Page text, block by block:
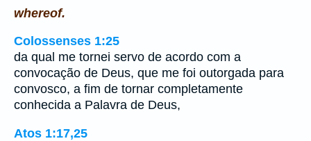
whereof.
Colossenses 1:25
da qual me tornei servo de acordo com a
convocação de Deus, que me foi outorgada para
convosco, a fim de tornar completamente
conhecida a Palavra de Deus,
Atos 1:17,25